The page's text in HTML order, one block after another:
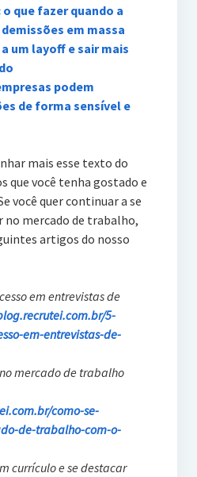
que fazer quando a
em massa
um layoff e sair mais
podem
de forma sensível e
mais esse texto do
que você tenha gostado e
você quer continuar a se
no mercado de trabalho,
artigos do nosso
em entrevistas de
5-
em-entrevistas-de-
mercado de trabalho
como-se-
de-trabalho-com-o-
currículo e se destacar